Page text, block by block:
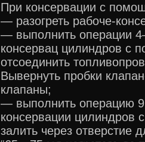
При консервации с
— разогреть рабоче-
— выполнить операции
консервац цилиндров с
отсоединить
Вывернуть пробки
клапаны;
— выполнить операцию
консервации
залить через отверстие